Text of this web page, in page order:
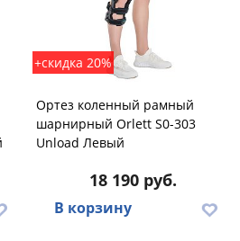
+скидка 20%
Ортез коленный рамный
шарнирный Orlett S0-303
Unload Левый
18 190 руб.
В корзину